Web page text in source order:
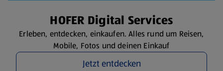
HOFER Digital Services
Erleben, entdecken, einkaufen. Alles rund um Reisen,
Mobile, Fotos und deinen Einkauf
Jetzt entdecken